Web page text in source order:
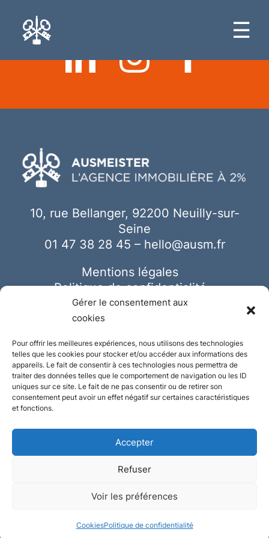
Gérer le consentement aux
cookies
Pour offrir les meilleures expériences, nous utilisons des technologies
telles que les cookies pour stocker et/ou accéder aux informations des
appareils. Le fait de consentir à ces technologies nous permettra de
traiter des données telles que le comportement de navigation ou les ID
uniques sur ce site. Le fait de ne pas consentir ou de retirer son
consentement peut avoir un effet négatif sur certaines caractéristiques
et fonctions.
Accepter
Refuser
Voir les préférences
CookiesPolitique de confidentialité
☰
10, rue Bellanger, 92200 Neuilly-sur-
Seine
01 47 38 28 45 – hello@ausm.fr
Mentions légales
Politique de confidentialité
Cookies
Conception et réalisation :Plate